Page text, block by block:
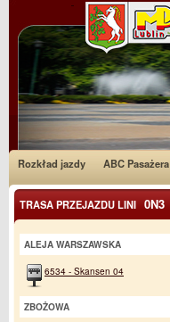
Rozkład jazdy ABC Pasażera
TRASA PRZEJAZDU LINI 0N3
ALEJA WARSZAWSKA
6534 - Skansen 04
ZBOŻOWA